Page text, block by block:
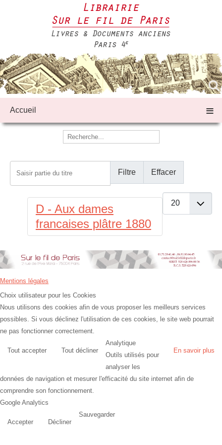
Accueil ≡
Filtre Effacer
Afficher #
D - Aux dames
francaises plâtre 1880
Mentions légales
Choix utilisateur pour les Cookies
Nous utilisons des cookies afin de vous proposer les meilleurs services
possibles. Si vous déclinez l'utilisation de ces cookies, le site web pourrait
ne pas fonctionner correctement.
Tout accepter Tout décliner En savoir plus
Analytique
Outils utilisés pour
analyser les
données de navigation et mesurer l'efficacité du site internet afin de
comprendre son fonctionnement.
Google Analytics
Accepter Décliner
Sauvegarder